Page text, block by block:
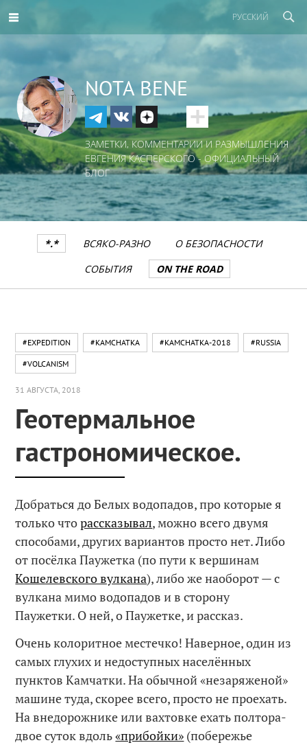
РУССКИЙ
NOTA BENE
ЗАМЕТКИ, КОММЕНТАРИИ И РАЗМЫШЛЕНИЯ
ЕВГЕНИЯ КАСПЕРСКОГО - ОФИЦИАЛЬНЫЙ
БЛОГ
*.* ВСЯКО-РАЗНО
О БЕЗОПАСНОСТИ
СОБЫТИЯ
ON THE ROAD
#EXPEDITION #KAMCHATKA #KAMCHATKA-2018 #RUSSIA
#VOLCANISM
31 АВГУСТА, 2018
Геотермальное
гастрономическое.
Добраться до Белых водопадов, про которые я
только чторассказывал, можно всего двумя
способами, других вариантов просто нет. Либо
от посёлка Паужетка (по пути к вершинам
Кошелевского вулкана), либо же наоборот — с
вулкана мимо водопадов и в сторону
Паужетки. О ней, о Паужетке, и рассказ.
Очень колоритное местечко! Наверное, один из
самых глухих и недоступных населённых
пунктов Камчатки. На обычной «незаряженой»
машине туда, скорее всего, просто не проехать.
На внедорожнике или вахтовке ехать полтора-
двое суток вдоль«прибойки» (побережье